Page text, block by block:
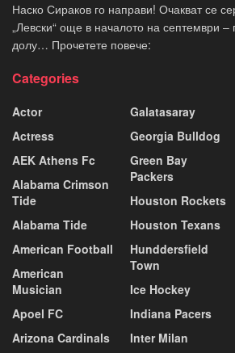
Наско Сираков го направи! Очакват се
„Левски“ още в началото на септември –
долу… Прочетете повече:
Categories
Actor
Actress
AEK Athens Fc
Alabama Crimson
Tide
Alabama Tide
American Football
American
Musician
Apoel FC
Arizona Cardinals
Galatasaray
Georgia Bulldog
Green Bay
Packers
Houston Rockets
Houston Texans
Hunddersfield
Town
Ice Hockey
Indiana Pacers
Inter Milan